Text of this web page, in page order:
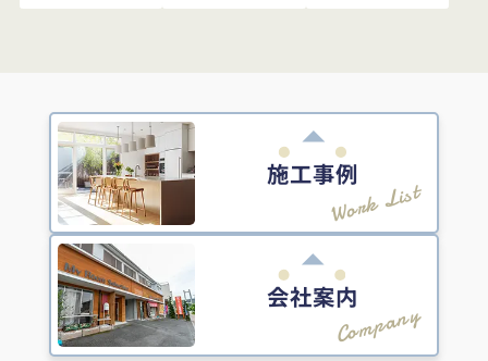
施工事例
Work List
会社案内
Company